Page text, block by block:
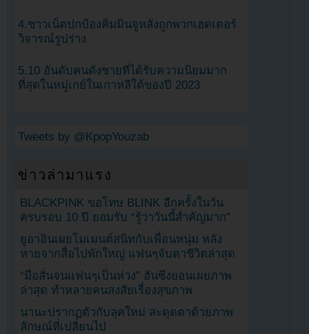
4.ชาวเน็ตปกป้องคิมมินจูหลังถูกพวกเฮดเตอร์
วิจารณ์รูปร่าง
5.10 อันดับคนดังชายที่ได้รับความนิยมมาก
ที่สุดในหมู่เกย์ในเกาหลีใต้ของปี 2023
Tweets by @KpopYouzab
ข่าวล่ามาแรง
BLACKPINK ขอโทษ BLINK อีกครั้งในวัน
ครบรอบ 10 ปี ยอมรับ “รู้ว่าวันนี้สำคัญมาก”
ยูอาอินเผยโมเมนต์สนิทกับเพื่อนหนุ่ม หลัง
หายจากสื่อไปพักใหญ่ แฟนๆจับตาชีวิตล่าสุด
“มือสั่นจนแฟนๆเป็นห่วง” ฮันซึงยอนเผยภาพ
ล่าสุด ทำหลายคนสงสัยเรื่องสุขภาพ
นานะปรากฏตัวกับลุคใหม่ สะดุดตาด้วยภาพ
ลักษณ์ที่เปลี่ยนไป